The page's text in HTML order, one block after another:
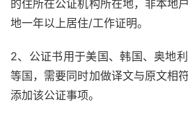
的住所在公证机构所在地，非本地
地一年以上居住/工作证明。
2、公证书用于美国、韩国、奥地
等国，需要同时加做译文与原文相
添加该公证事项。